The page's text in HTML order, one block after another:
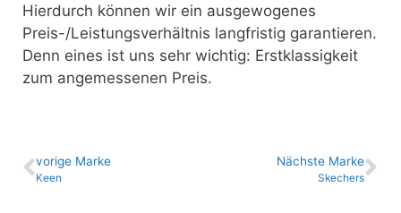
Hierdurch können wir ein ausgewogenes
Preis-/Leistungsverhältnis langfristig garantieren.
Denn eines ist uns sehr wichtig: Erstklassigkeit
zum angemessenen Preis.
vo­ri­ge Marke
Keen
Nächste Marke
Skechers